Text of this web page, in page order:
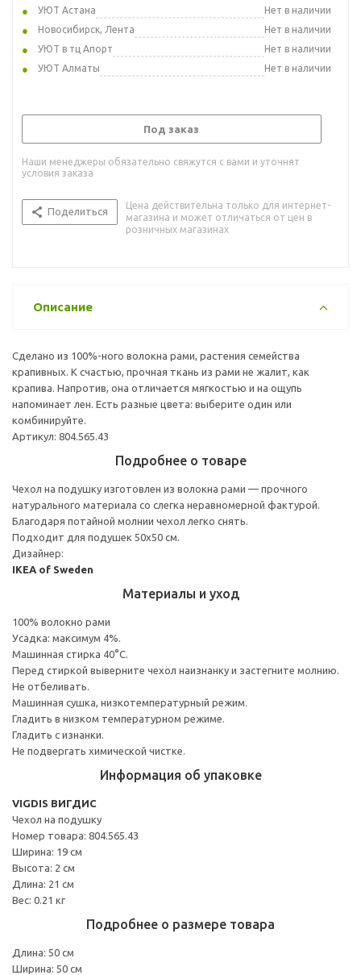
УЮТ Астана
Нет в наличии
Новосибирск, Лента
Нет в наличии
УЮТ в тц Апорт
Нет в наличии
УЮТ Алматы
Нет в наличии
Под заказ
Наши менеджеры обязательно свяжутся с вами и уточнят
условия заказа
Поделиться
Цена действительна только для интернет-
магазина и может отличаться от цен в
розничных магазинах
Описание
Сделано из 100%-ного волокна рами, растения семейства
крапивных. К счастью, прочная ткань из рами не жалит, как
крапива. Напротив, она отличается мягкостью и на ощупь
напоминает лен. Есть разные цвета: выберите один или
комбинируйте.
Артикул: 804.565.43
Подробнее о товаре
Чехол на подушку изготовлен из волокна рами — прочного
натурального материала со слегка неравномерной фактурой.
Благодаря потайной молнии чехол легко снять.
Подходит для подушек 50x50 см.
Дизайнер:
IKEA of Sweden
Материалы и уход
100% волокно рами
Усадка: максимум 4%.
Машинная стирка 40°С.
Перед стиркой выверните чехол наизнанку и застегните молнию.
Не отбеливать.
Машинная сушка, низкотемпературный режим.
Гладить в низком температурном режиме.
Гладить с изнанки.
Не подвергать химической чистке.
Информация об упаковке
VIGDIS ВИГДИС
Чехол на подушку
Номер товара: 804.565.43
Ширина: 19 см
Высота: 2 см
Длина: 21 см
Вес: 0.21 кг
Подробнее о размере товара
Длина: 50 см
Ширина: 50 см